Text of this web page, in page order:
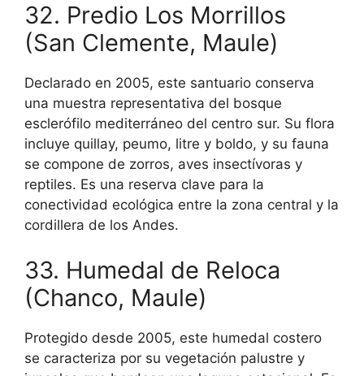
32. Predio Los Morrillos
(San Clemente, Maule)
Declarado en 2005, este santuario conserva
una muestra representativa del bosque
esclerófilo mediterráneo del centro sur. Su flora
incluye quillay, peumo, litre y boldo, y su fauna
se compone de zorros, aves insectívoras y
reptiles. Es una reserva clave para la
conectividad ecológica entre la zona central y la
cordillera de los Andes.
33. Humedal de Reloca
(Chanco, Maule)
Protegido desde 2005, este humedal costero
se caracteriza por su vegetación palustre y